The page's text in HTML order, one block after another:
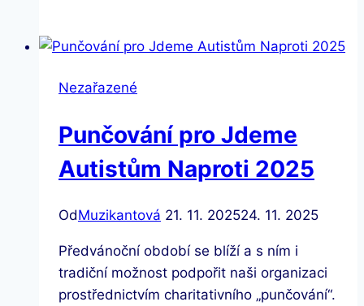
Nezařazené
Punčování pro Jdeme
Autistům Naproti 2025
OdMuzikantová 21. 11. 202524. 11. 2025
Předvánoční období se blíží a s ním i
tradiční možnost podpořit naši organizaci
prostřednictvím charitativního „punčování“.